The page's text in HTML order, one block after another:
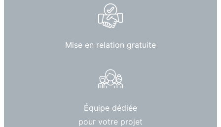
Mise en relation gratuite
Équipe dédiée
pour votre projet